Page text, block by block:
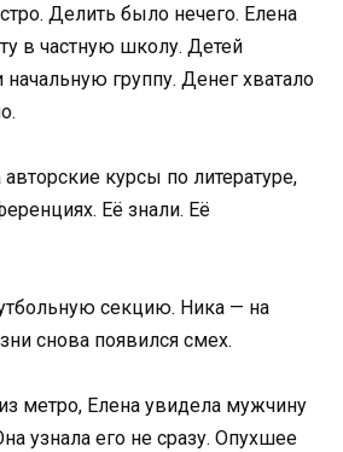
Делить было нечего. Елена
в частную школу. Детей
группу. Денег хватало
курсы по литературе,
Её знали. Её
секцию. Ника — на
снова появился смех.
метро, Елена увидела мужчину
узнала его не сразу. Опухшее